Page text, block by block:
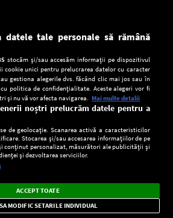
CONFIDENŢIALITATE
Europa FM pentru smartphone:
știri și alerte
×
datele tale personale să rămână
stocăm și/sau accesăm informații pe dispozitivul
cookie unici pentru prelucrarea datelor cu caracter
gestiona alegerile dvs. făcând clic mai jos sau în
politica de confidențialitate. Aceste alegeri vor fi
și nu vă vor afecta navigarea. Mai multe detalii
noștri prelucrăm datele pentru a
de geolocație. Scanarea activă a caracteristicilor
Stocarea și/sau accesarea informațiilor de pe
conținut personalizat, măsurători ale publicității și
și dezvoltarea serviciilor.
ACCEPT TOATE
MODIFIC SETARILE INDIVIDUAL